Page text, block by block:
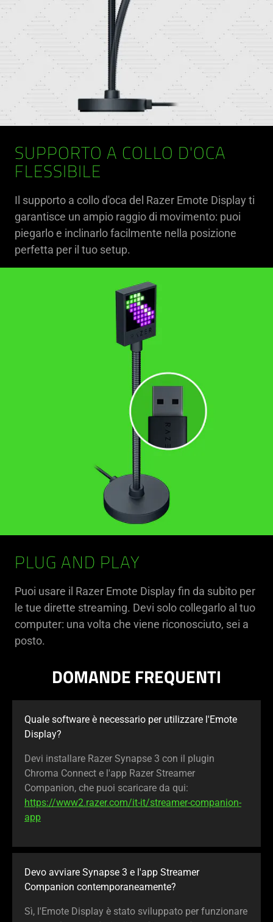
SUPPORTO A COLLO D'OCA
FLESSIBILE
Il supporto a collo d'oca del Razer Emote Display ti
garantisce un ampio raggio di movimento: puoi
piegarlo e inclinarlo facilmente nella posizione
perfetta per il tuo setup.
PLUG AND PLAY
Puoi usare il Razer Emote Display fin da subito per
le tue dirette streaming. Devi solo collegarlo al tuo
computer: una volta che viene riconosciuto, sei a
posto.
DOMANDE FREQUENTI
Quale software è necessario per utilizzare l'Emote
Display?
Devi installare Razer Synapse 3 con il plugin
Chroma Connect e l'app Razer Streamer
Companion, che puoi scaricare da qui:
https://www2.razer.com/it-it/streamer-companion-
app
Devo avviare Synapse 3 e l'app Streamer
Companion contemporaneamente?
Sì, l'Emote Display è stato sviluppato per funzionare